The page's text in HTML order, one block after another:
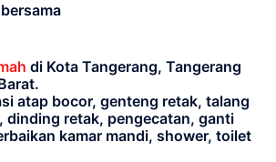
di Kota Tangerang, Tangerang
atap bocor, genteng retak, talang
dinding retak, pengecatan, ganti
kamar mandi, shower, toilet